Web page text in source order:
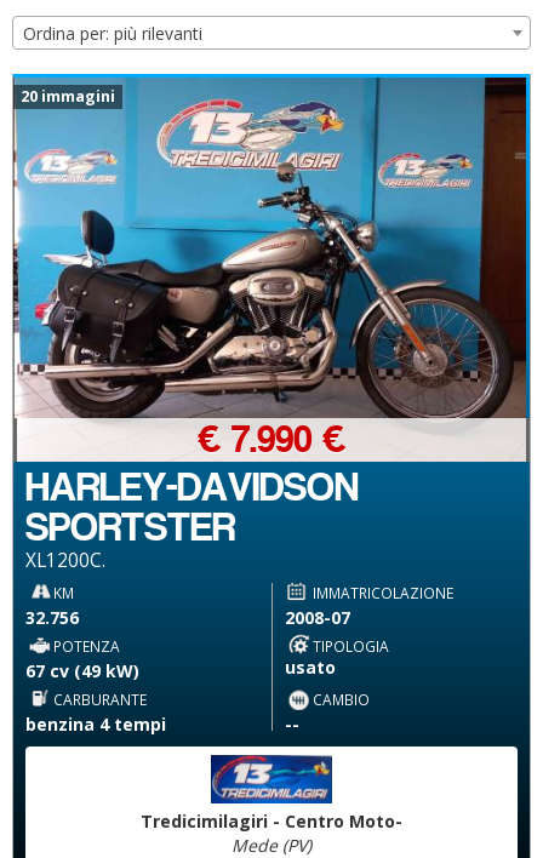
Ordina per: più rilevanti
20 immagini
HARLEY-DAVIDSON
SPORTSTER
XL1200C.
€ 7.990 €
KM
32.756
IMMATRICOLAZIONE
2008-07
POTENZA
67 cv (49 kW)
TIPOLOGIA
usato
CARBURANTE
benzina 4 tempi
CAMBIO
--
Tredicimilagiri - Centro Moto-
Mede (PV)